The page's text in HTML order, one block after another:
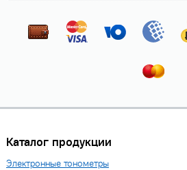
Каталог продукции
Электронные тонометры